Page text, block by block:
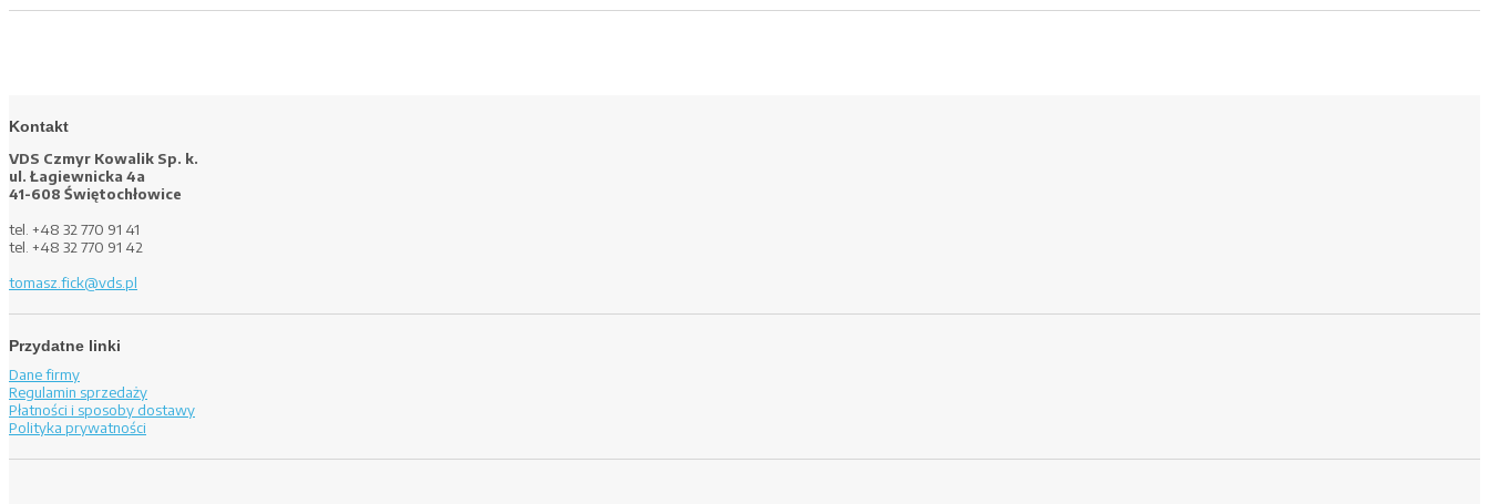
Kontakt
VDS Czmyr Kowalik Sp. k.
ul. Łagiewnicka 4a
41-608 Świętochłowice
tel. +48 32 770 91 41
tel. +48 32 770 91 42
tomasz.fick@vds.pl
Przydatne linki
Dane firmy
Regulamin sprzedaży
Płatności i sposoby dostawy
Polityka prywatności